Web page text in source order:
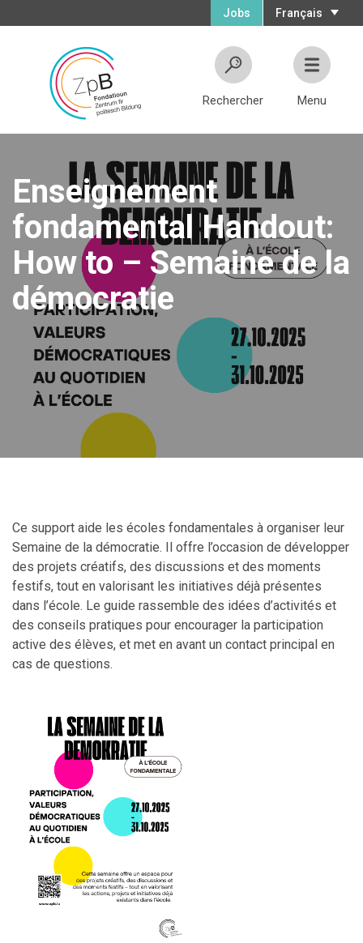
Français
Jobs
Rechercher Menu
Enseignement
fondamental Handout:
How to – Semaine de la
démocratie
Ce support aide les écoles fondamentales à organiser leur
Semaine de la démocratie. Il offre l’occasion de développer
des projets créatifs, des discussions et des moments
festifs, tout en valorisant les initiatives déjà présentes
dans l’école. Le guide rassemble des idées d’activités et
des conseils pratiques pour encourager la participation
active des élèves, et met en avant un contact principal en
cas de questions.